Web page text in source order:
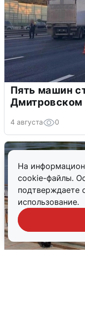
На
cookie-файлы.
подтверждаете
использование.
Пять машин
Дмитровском
4 августа 0